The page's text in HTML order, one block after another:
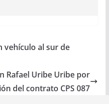
vehículo al sur de
Rafael Uribe Uribe por
del contrato CPS 087